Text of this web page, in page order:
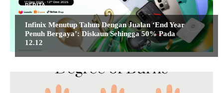
BERITA
Infinix Menutup Tahun Dengan Jualan ‘End Year
Penuh Bergaya’: Diskaun Sehingga 50% Pada
12.12